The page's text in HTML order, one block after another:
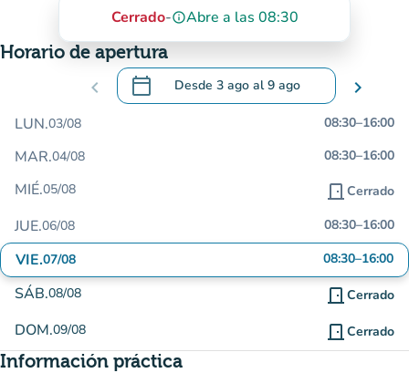
Cerrado-info_outlineAbre a las 08:30
Horario de apertura
chevron_left calendar_today Desde 3 ago al9 ago
.Abra el calendario para cambiar las
chevron_right
LUN.03/08 08:30–16:00
MAR.04/08 08:30–16:00
MIÉ.05/08 door_front Cerrado
JUE.06/08 08:30–16:00
VIE.07/08 08:30–16:00
SÁB.08/08 door_front Cerrado
DOM.09/08 door_front Cerrado
Información práctica